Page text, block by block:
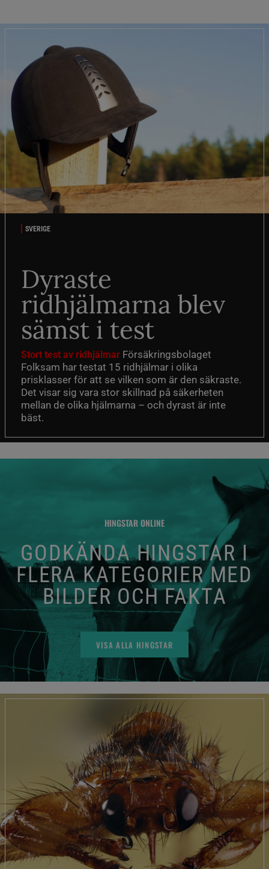
SVERIGE
Dyraste
ridhjälmarna blev
sämst i test
Stort test av ridhjälmar Försäkringsbolaget
Folksam har testat 15 ridhjälmar i olika
prisklasser för att se vilken som är den säkraste.
Det visar sig vara stor skillnad på säkerheten
mellan de olika hjälmarna – och dyrast är inte
bäst.
HINGSTAR ONLINE
GODKÄNDA HINGSTAR I
FLERA KATEGORIER MED
BILDER OCH FAKTA
VISA ALLA HINGSTAR